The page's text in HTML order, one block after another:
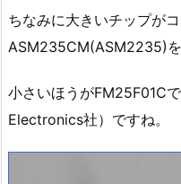
ちなみに大きいチップが
ASM235CM(ASM2235)を
小さいほうがFM25F01C
Electronics社）ですね。